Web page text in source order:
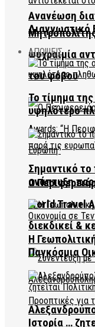
ψυχραιμία
του φόβου
Ο
World Travel
διεκδικεί &
Ανανέωση
Διαγνωστικό
ΑΠΟΨΕΙΣ
Το τίμημα
υψηλότερο
Σημαντικό
ανάπτυξη
Η
Παγκόσμια
Ιστορία …